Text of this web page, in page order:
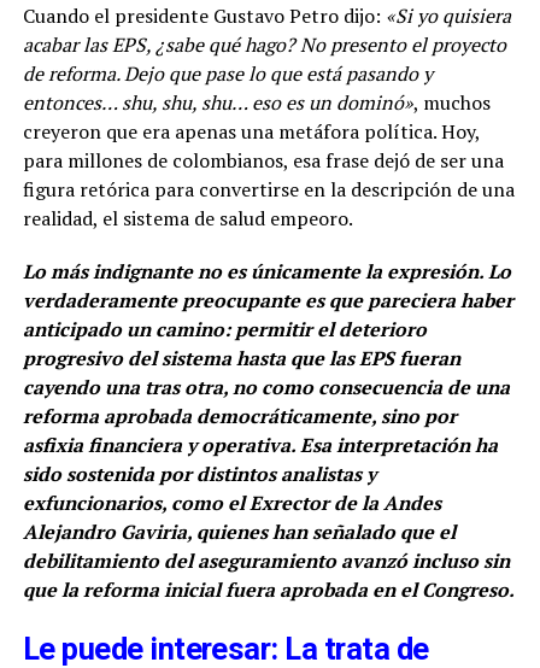
Cuando el presidente Gustavo Petro dijo: «Si yo quisiera
acabar las EPS, ¿sabe qué hago? No presento el proyecto
de reforma. Dejo que pase lo que está pasando y
entonces… shu, shu, shu… eso es un dominó», muchos
creyeron que era apenas una metáfora política. Hoy,
para millones de colombianos, esa frase dejó de ser una
figura retórica para convertirse en la descripción de una
realidad, el sistema de salud empeoro.
Lo más indignante no es únicamente la expresión. Lo
verdaderamente preocupante es que pareciera haber
anticipado un camino: permitir el deterioro
progresivo del sistema hasta que las EPS fueran
cayendo una tras otra, no como consecuencia de una
reforma aprobada democráticamente, sino por
asfixia financiera y operativa. Esa interpretación ha
sido sostenida por distintos analistas y
exfuncionarios, como el Exrector de la Andes
Alejandro Gaviria, quienes han señalado que el
debilitamiento del aseguramiento avanzó incluso sin
que la reforma inicial fuera aprobada en el Congreso.
Le puede interesar: La trata de